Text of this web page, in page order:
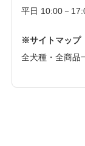
平日 10:00－
※サイトマップ
全犬種・全商品